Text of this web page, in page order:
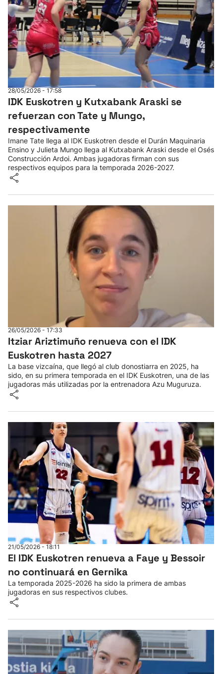
28/05/2026 - 17:58
IDK Euskotren y Kutxabank Araski se
refuerzan con Tate y Mungo,
respectivamente
Imane Tate llega al IDK Euskotren desde el Durán Maquinaria
Ensino y Julieta Mungo llega al Kutxabank Araski desde el Osés
Construcción Ardoi. Ambas jugadoras firman con sus
respectivos equipos para la temporada 2026-2027.
26/05/2026 - 17:33
Itziar Ariztimuño renueva con el IDK
Euskotren hasta 2027
La base vizcaína, que llegó al club donostiarra en 2025, ha
sido, en su primera temporada en el IDK Euskotren, una de las
jugadoras más utilizadas por la entrenadora Azu Muguruza.
21/05/2026 - 18:11
El IDK Euskotren renueva a Faye y Bessoir
no continuará en Gernika
La temporada 2025-2026 ha sido la primera de ambas
jugadoras en sus respectivos clubes.